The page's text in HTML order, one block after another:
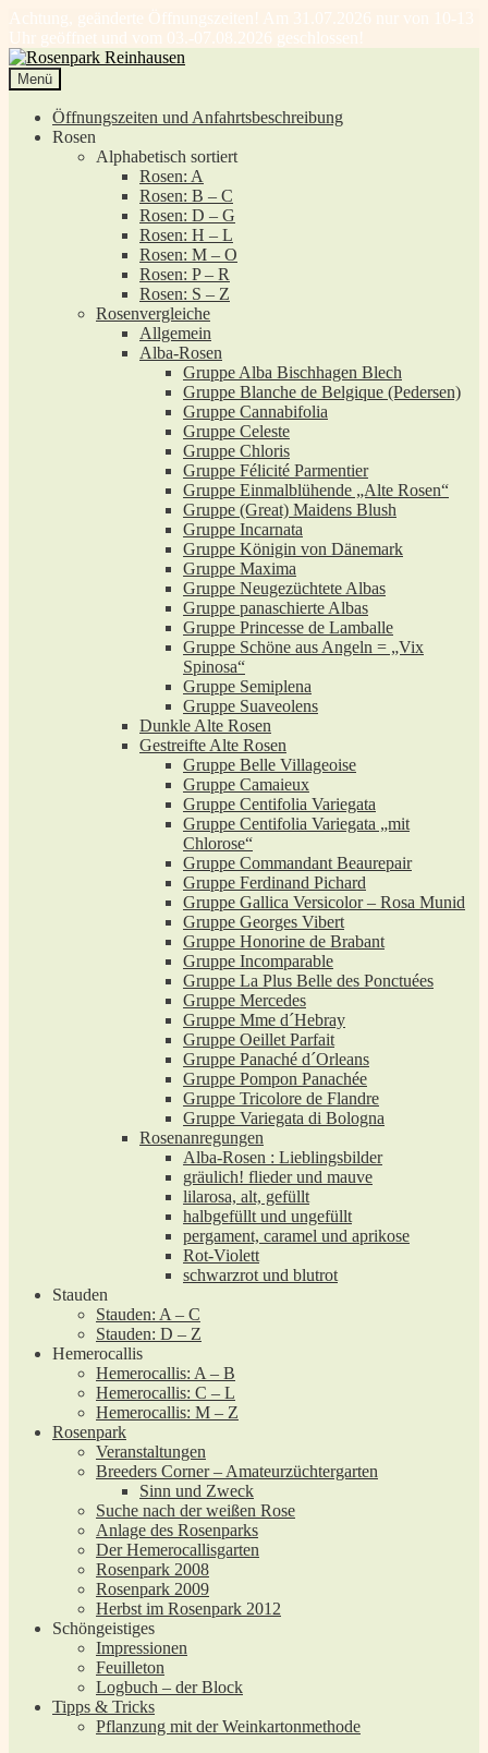
Achtung, geänderte Öffnungszeiten! Am 31.07.2026 nur von 10-13
Uhr geöffnet und vom 03.-07.08.2026 geschlossen!
Zur
Navigation
springen
Zum
Inhalt
springen
Menü
Öffnungszeiten und Anfahrtsbeschreibung
Rosen
Alphabetisch sortiert
Rosen: A
Rosen: B – C
Rosen: D – G
Rosen: H – L
Rosen: M – O
Rosen: P – R
Rosen: S – Z
Rosenvergleiche
Allgemein
Alba-Rosen
Gruppe Alba Bischhagen Blech
Gruppe Blanche de Belgique (Pedersen)
Gruppe Cannabifolia
Gruppe Celeste
Gruppe Chloris
Gruppe Félicité Parmentier
Gruppe Einmalblühende „Alte Rosen“
Gruppe (Great) Maidens Blush
Gruppe Incarnata
Gruppe Königin von Dänemark
Gruppe Maxima
Gruppe Neugezüchtete Albas
Gruppe panaschierte Albas
Gruppe Princesse de Lamballe
Gruppe Schöne aus Angeln = „Vix
Spinosa“
Gruppe Semiplena
Gruppe Suaveolens
Dunkle Alte Rosen
Gestreifte Alte Rosen
Gruppe Belle Villageoise
Gruppe Camaieux
Gruppe Centifolia Variegata
Gruppe Centifolia Variegata „mit
Chlorose“
Gruppe Commandant Beaurepair
Gruppe Ferdinand Pichard
Gruppe Gallica Versicolor – Rosa Munid
Gruppe Georges Vibert
Gruppe Honorine de Brabant
Gruppe Incomparable
Gruppe La Plus Belle des Ponctuées
Gruppe Mercedes
Gruppe Mme d´Hebray
Gruppe Oeillet Parfait
Gruppe Panaché d´Orleans
Gruppe Pompon Panachée
Gruppe Tricolore de Flandre
Gruppe Variegata di Bologna
Rosenanregungen
Alba-Rosen : Lieblingsbilder
gräulich! flieder und mauve
lilarosa, alt, gefüllt
halbgefüllt und ungefüllt
pergament, caramel und aprikose
Rot-Violett
schwarzrot und blutrot
Stauden
Stauden: A – C
Stauden: D – Z
Hemerocallis
Hemerocallis: A – B
Hemerocallis: C – L
Hemerocallis: M – Z
Rosenpark
Veranstaltungen
Breeders Corner – Amateurzüchtergarten
Sinn und Zweck
Suche nach der weißen Rose
Anlage des Rosenparks
Der Hemerocallisgarten
Rosenpark 2008
Rosenpark 2009
Herbst im Rosenpark 2012
Schöngeistiges
Impressionen
Feuilleton
Logbuch – der Block
Tipps & Tricks
Pflanzung mit der Weinkartonmethode